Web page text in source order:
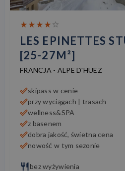
LES EPINETTES
[25-27M²]
FRANCJA - ALPE D'HUEZ
skipass w cenie
przy wyciągach | trasach
wellness&SPA
z basenem
dobra jakość, świetna cena
nowość w tym sezonie
bez wyżywienia